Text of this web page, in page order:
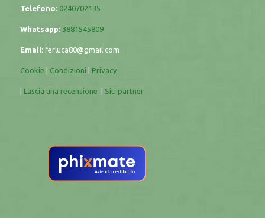
Telefono: 0240702135
Whatsapp: 3881545809
Email: ferluca80@gmail.com
Cookie Condizioni Privacy
Lascia una recensione Siti partner